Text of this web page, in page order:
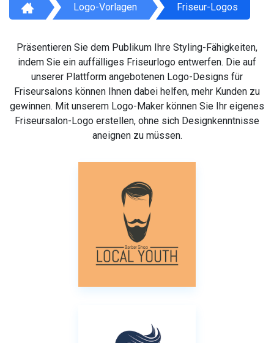
Logo-Vorlagen Friseur-Logos
Präsentieren Sie dem Publikum Ihre Styling-Fähigkeiten,
indem Sie ein auffälliges Friseurlogo entwerfen. Die auf
unserer Plattform angebotenen Logo-Designs für
Friseursalons können Ihnen dabei helfen, mehr Kunden zu
gewinnen. Mit unserem Logo-Maker können Sie Ihr eigenes
Friseursalon-Logo erstellen, ohne sich Designkenntnisse
aneignen zu müssen.